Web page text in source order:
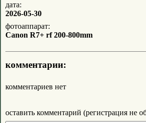
дата:
2026-05-30
фотоаппарат:
Canon R7+ rf 200-800mm
комментарии:
комментариев нет
оставить комментарий (регистрация не